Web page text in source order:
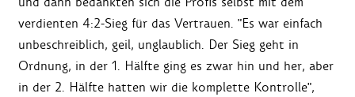
verdienten 4:2-Sieg für das Vertrauen. "Es war einfach
unbeschreiblich, geil, unglaublich. Der Sieg geht in
Ordnung, in der 1. Hälfte ging es zwar hin und her, aber
in der 2. Hälfte hatten wir die komplette Kontrolle",